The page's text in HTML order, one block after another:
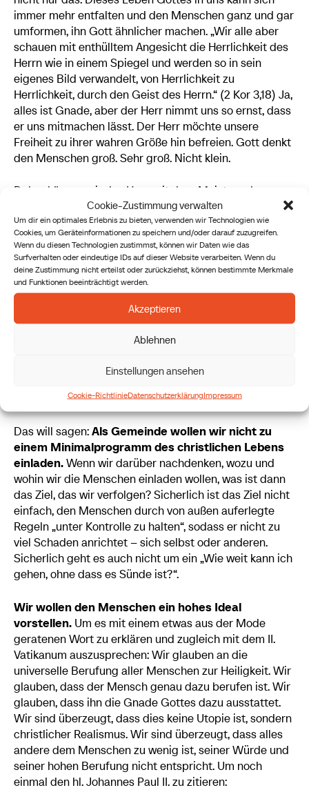
Cookie-Zustimmung verwalten
Um dir ein optimales Erlebnis zu bieten, verwenden wir Technologien wie
Cookies, um Geräteinformationen zu speichern und/oder darauf zuzugreifen.
Wenn du diesen Technologien zustimmst, können wir Daten wie das
Surfverhalten oder eindeutige IDs auf dieser Website verarbeiten. Wenn du
deine Zustimmung nicht erteilst oder zurückziehst, können bestimmte Merkmale
und Funktionen beeinträchtigt werden.
Akzeptieren
Ablehnen
Einstellungen ansehen
Cookie-RichtlinieDatenschutzerklärungImpressum
immer mehr entfalten und den Menschen ganz und gar
umformen, ihn Gott ähnlicher machen. „Wir alle aber
schauen mit enthülltem Angesicht die Herrlichkeit des
Herrn wie in einem Spiegel und werden so in sein
eigenes Bild verwandelt, von Herrlichkeit zu
Herrlichkeit, durch den Geist des Herrn.“ (2 Kor 3,18) Ja,
alles ist Gnade, aber der Herr nimmt uns so ernst, dass
er uns mitmachen lässt. Der Herr möchte unsere
Freiheit zu ihrer wahren Größe hin befreien. Gott denkt
den Menschen groß. Sehr groß. Nicht klein.
Daher können wir das Herz mit den „Meistern des
Verdachts“ nicht ständig unter Verdacht stellen.
Unser
Herz kann wirklich verwandelt werden.Unsere
ungeordneten Neigungen können immer mehr auf das
Wahre, das Gute und das Schöne hin ausgerichtet
werden. Der hl. Johannes Paul II. würde erinnern:„Die
Erlösung ist Wahrheit, sie ist Wirklichkeit, in deren
Namen sich der Mensch gerufen wissen muss – und zwar
wirksam gerufen.“ Das macht das Evangelium zur „Frohen
Botschaft“. Denn Gott hat uns nicht einen Geist der
Liebe und der Besonnenheit. (2 Tim 1,7)
Das will sagen:Als Gemeinde wollen wir nicht zu
einem Minimalprogramm des christlichen Lebens
einladen.Wenn wir darüber nachdenken, wozu und
wohin wir die Menschen einladen wollen, was ist dann
das Ziel, das wir verfolgen? Sicherlich ist das Ziel nicht
einfach, den Menschen durch von außen auferlegte
Regeln „unter Kontrolle zu halten“, sodass er nicht zu
viel Schaden anrichtet – sich selbst oder anderen.
Sicherlich geht es auch nicht um ein „Wie weit kann ich
gehen, ohne dass es Sünde ist?“.
Wir wollen den Menschen ein hohes Ideal
vorstellen. Um es mit einem etwas aus der Mode
geratenen Wort zu erklären und zugleich mit dem II.
Vatikanum auszusprechen: Wir glauben an die
universelle Berufung aller Menschen zur Heiligkeit. Wir
glauben, dass der Mensch genau dazu berufen ist. Wir
glauben, dass ihn die Gnade Gottes dazu ausstattet.
Wir sind überzeugt, dass dies keine Utopie ist, sondern
christlicher Realismus. Wir sind überzeugt, dass alles
andere dem Menschen zu wenig ist, seiner Würde und
seiner hohen Berufung nicht entspricht. Um noch
einmal den hl. Johannes Paul II. zu zitieren: